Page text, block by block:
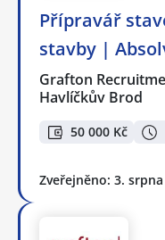
Přípravář
stavby |
Grafton
Havlíčkův Brod
50 000 Kč
Zveřejněno: 3. srpna